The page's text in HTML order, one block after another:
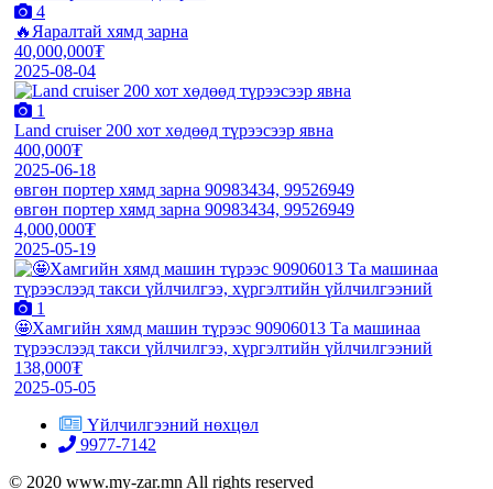
4
🔥Яаралтай хямд зарна
40,000,000₮
2025-08-04
1
Land cruiser 200 хот хөдөөд түрээсээр явна
400,000₮
2025-06-18
өвгөн портер хямд зарна 90983434, 99526949
өвгөн портер хямд зарна 90983434, 99526949
4,000,000₮
2025-05-19
1
🤩Хамгийн хямд машин түрээс 90906013 Та машинаа
түрээслээд такси үйлчилгээ, хүргэлтийн үйлчилгээний
138,000₮
2025-05-05
Үйлчилгээний нөхцөл
9977-7142
© 2020 www.my-zar.mn All rights reserved